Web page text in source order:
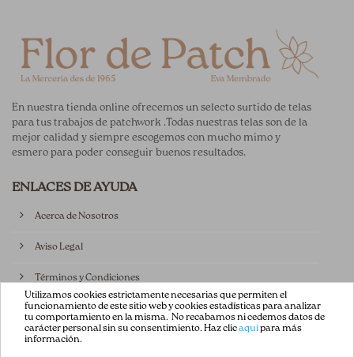
En nuestra tienda online ofrecemos un selecto surtido de telas
para tus trabajos de patchwork .Todas nuestras telas son de la
mejor calidad y siempre escogemos con mucho mimo y
esmero para poder conseguir buenos resultados.
ENLACES DE AYUDA
Acerca de Nosotros
Aviso Legal
Términos y Condiciones
Política de privacidad
Política de Cookies
Utilizamos cookies estrictamente necesarias que permiten el
funcionamiento de este sitio web y cookies estadísticas para analizar
tu comportamiento en la misma. No recabamos ni cedemos datos de
carácter personal sin su consentimiento. Haz clicaquípara más
información.